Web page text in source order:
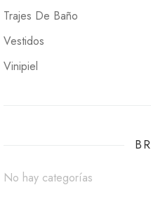
Trajes De Baño
Vestidos
Vinipiel
No hay categorías